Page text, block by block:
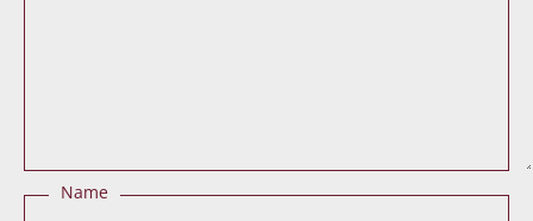
Name